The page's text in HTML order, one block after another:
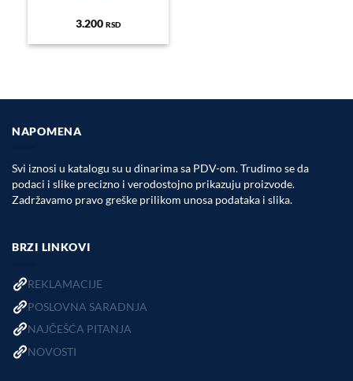
3.200 RSD
NAPOMENA
Svi iznosi u katalogu su u dinarima sa PDV-om. Trudimo se da
podaci i slike precizno i verodostojno prikazuju proizvode.
Zadržavamo pravo greške prilikom unosa podataka i slika.
BRZI LINKOVI
REKLAMACIJE
POSLOVNA SARADNJA
NAJČEŠĆA PITANJA
NOVOSTI